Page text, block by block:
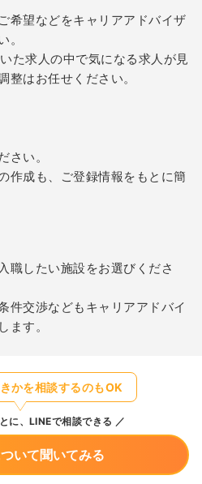
希望などをキャリアアドバイザ
。
た求人の中で気になる求人が見
整はお任せください。
さい。
作成も、ご登録情報をもとに簡
職したい施設をお選びくださ
件交渉などもキャリアアドバイ
ます。
かを相談するのもOK
に、LINEで相談できる
いて聞いてみる